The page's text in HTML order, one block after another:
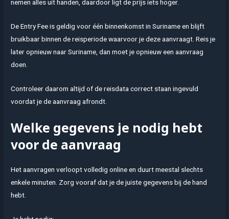
nemen alles uit handen, daardoor ligt de prijs iets hoger.
De Entry Fee is geldig voor één binnenkomst in Suriname en blijft
bruikbaar binnen de reisperiode waarvoor je deze aanvraagt. Reis je
later opnieuw naar Suriname, dan moet je opnieuw een aanvraag
doen.
Controleer daarom altijd of de reisdata correct staan ingevuld
voordat je de aanvraag afrondt.
Welke gegevens je nodig hebt
voor de aanvraag
Het aanvragen verloopt volledig online en duurt meestal slechts
enkele minuten. Zorg vooraf dat je de juiste gegevens bij de hand
hebt.